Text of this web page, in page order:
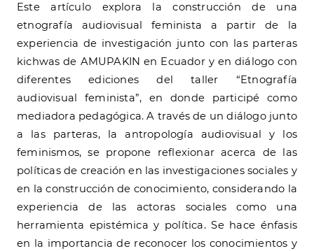
Este artículo explora la construcción de una
etnografía audiovisual feminista a partir de la
experiencia de investigación junto con las parteras
kichwas de AMUPAKIN en Ecuador y en diálogo con
diferentes ediciones del taller “Etnografía
audiovisual feminista”, en donde participé como
mediadora pedagógica. A través de un diálogo junto
a las parteras, la antropología audiovisual y los
feminismos, se propone reflexionar acerca de las
políticas de creación en las investigaciones sociales y
en la construcción de conocimiento, considerando la
experiencia de las actoras sociales como una
herramienta epistémica y política. Se hace énfasis
en la importancia de reconocer los conocimientos y